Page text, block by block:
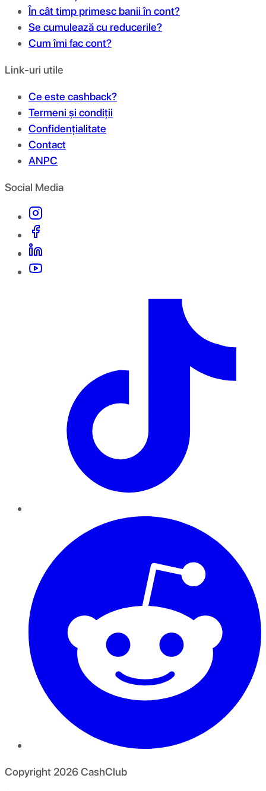
În cât timp primesc banii în cont?
Se cumulează cu reducerile?
Cum îmi fac cont?
Link-uri utile
Ce este cashback?
Termeni și condiții
Confidențialitate
Contact
ANPC
Social Media
Copyright 2026CashClub